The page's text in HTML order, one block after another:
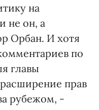
на
не он, а
Орбан. И хотя
по
главы
прав
рубежом, -